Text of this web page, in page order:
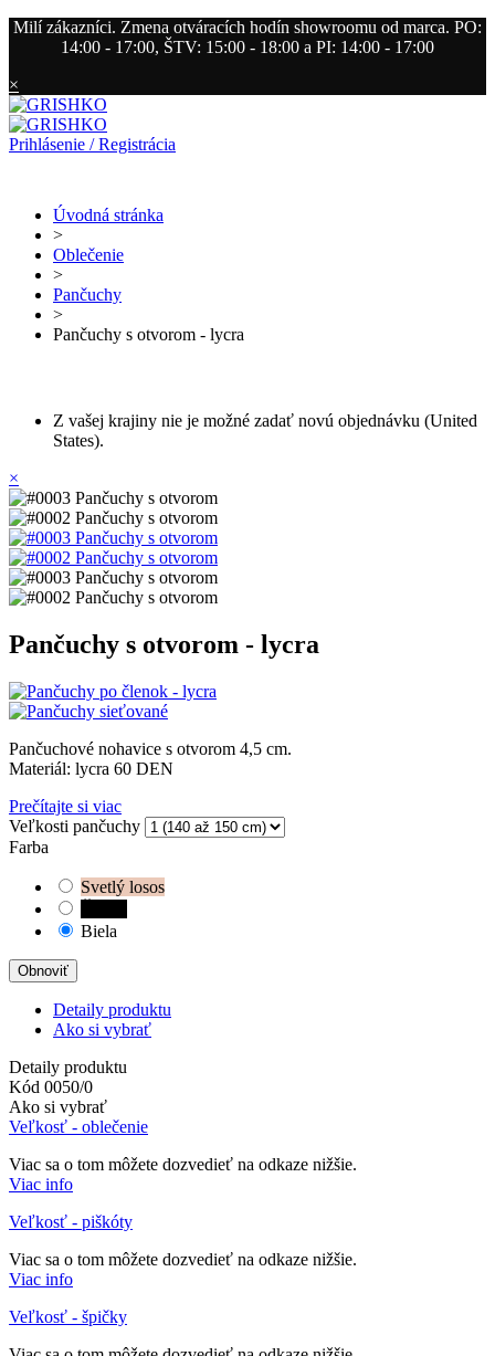
Milí zákazníci. Zmena otváracích hodín showroomu od marca. PO:
14:00 - 17:00, ŠTV: 15:00 - 18:00 a PI: 14:00 - 17:00
×
Prihlásenie / Registrácia
Úvodná stránka
>
Oblečenie
>
Pančuchy
>
Pančuchy s otvorom - lycra
Z vašej krajiny nie je možné zadať novú objednávku (United
States).
×
Pančuchy s otvorom - lycra
Pančuchové nohavice s otvorom 4,5 cm.
Materiál: lycra 60 DEN
Prečítajte si viac
Veľkosti pančuchy
Farba
Svetlý losos
Biela
Detaily produktu
Ako si vybrať
Detaily produktu
Kód 0050/0
Ako si vybrať
Veľkosť - oblečenie
Viac sa o tom môžete dozvedieť na odkaze nižšie.
Viac info
Veľkosť - piškóty
Viac sa o tom môžete dozvedieť na odkaze nižšie.
Viac info
Veľkosť - špičky